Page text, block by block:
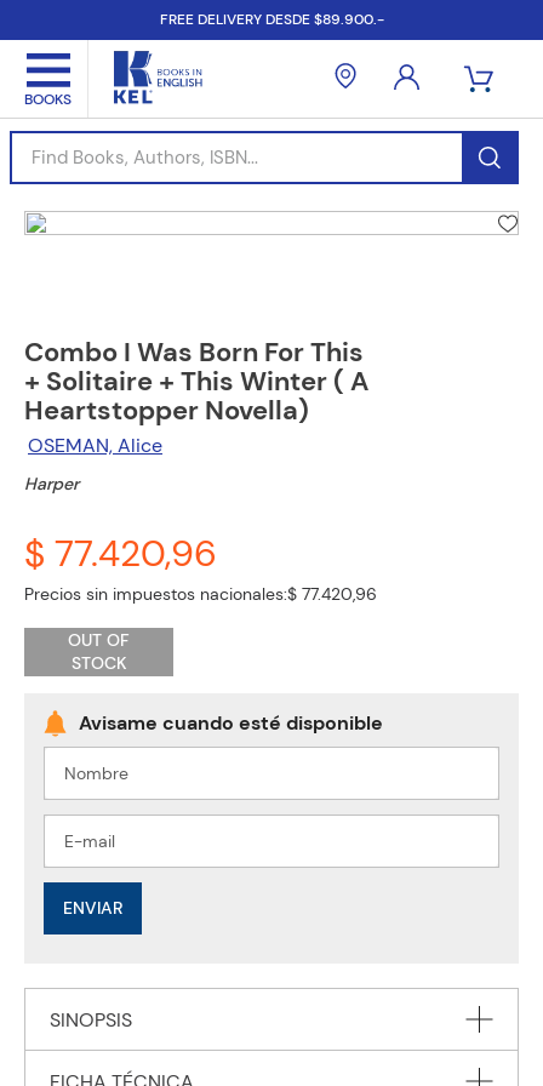
FREE DELIVERY DESDE $89.900.-
Find Books, Authors, ISBN...
Combo I Was Born For This
+ Solitaire + This Winter ( A
Heartstopper Novella)
OSEMAN, Alice
Harper
$ 77.420,96
Precios sin impuestos nacionales:$ 77.420,96
OUT OF
STOCK
ENVIAR
SINOPSIS